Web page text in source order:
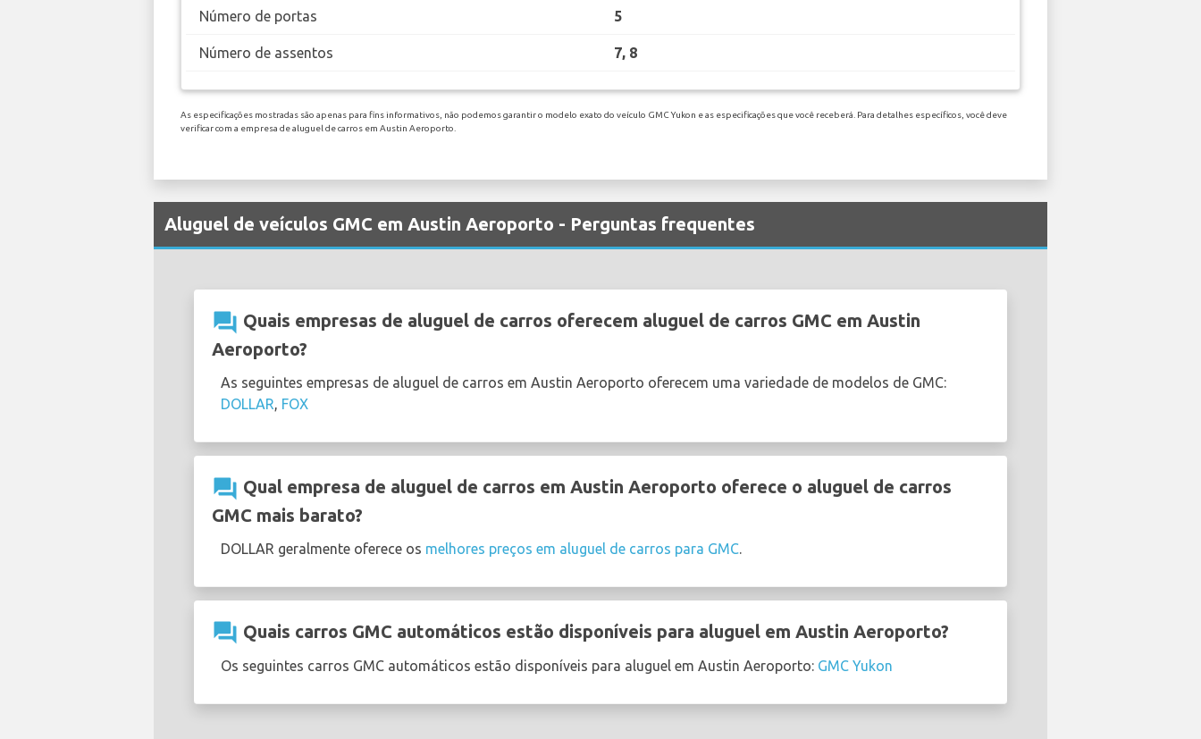
Número de portas 5
Número de assentos 7, 8
As especificações mostradas são apenas para fins informativos, não podemos garantir o modelo exato do veículo GMC Yukon e as especificações que você receberá. Para detalhes específicos, você deve
verificar com a empresa de aluguel de carros em Austin Aeroporto.
Aluguel de veículos GMC em Austin Aeroporto - Perguntas frequentes
question_answer Quais empresas de aluguel de carros oferecem aluguel de carros GMC em Austin
Aeroporto?
As seguintes empresas de aluguel de carros em Austin Aeroporto oferecem uma variedade de modelos de GMC:
DOLLAR, FOX
question_answer Qual empresa de aluguel de carros em Austin Aeroporto oferece o aluguel de carros
GMC mais barato?
DOLLAR geralmente oferece os melhores preços em aluguel de carros para GMC
question_answer Quais carros GMC automáticos estão disponíveis para aluguel em Austin Aeroporto?
Os seguintes carros GMC automáticos estão disponíveis para aluguel em Austin Aeroporto: GMC Yukon